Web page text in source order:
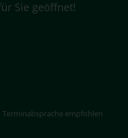
Sie geöffnet!
Terminabsprache empfohlen